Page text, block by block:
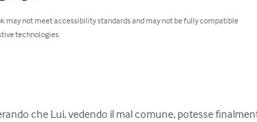
may not meet accessibility standards and may not be fully compatible
technologies.
che Lui, vedendo il mal comune, potesse